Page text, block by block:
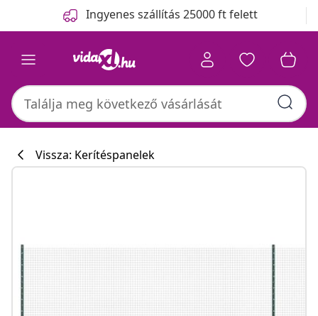
Ingyenes szállítás 25000 ft felett
Vissza: Kerítéspanelek